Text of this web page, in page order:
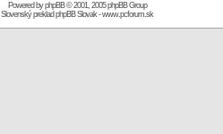
Powered byphpBB© 2001, 2005 phpBB Group
Slovenský preklad phpBB Slovak-www.pcforum.sk